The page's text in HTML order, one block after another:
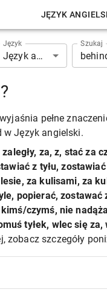
JĘZYK
Język
Język angielski
Szukaj
pełne
w Język angielski.
zaległy, za, z, stać za
z tyłu, zostawiać
za kulisami, za
popierać, zostawać
czymś, nie
tyłek, wlec się za,
zobacz szczegóły